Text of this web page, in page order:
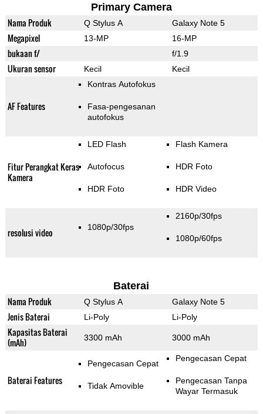
Primary Camera
Nama Produk Q Stylus A Galaxy Note 5
Megapixel 13-MP 16-MP
bukaan f/ f/1.9
Ukuran sensor Kecil Kecil
AF Features
Kontras Autofokus
Fasa-pengesanan
autofokus
Fitur Perangkat Keras
Kamera
LED Flash
Autofocus
HDR Foto
Flash Kamera
HDR Foto
HDR Video
resolusi video 1080p/30fps
2160p/30fps
1080p/60fps
Baterai
Nama Produk Q Stylus A Galaxy Note 5
Jenis Baterai Li-Poly Li-Poly
Kapasitas Baterai
(mAh)
3300 mAh 3000 mAh
Baterai Features
Pengecasan Cepat
Tidak Amovible
Pengecasan Cepat
Pengecasan Tanpa
Wayar Termasuk